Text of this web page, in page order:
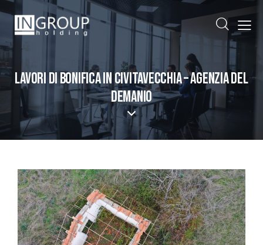
LAVORI DI BONIFICA IN CIVITAVECCHIA – AGENZIA DEL
DEMANIO